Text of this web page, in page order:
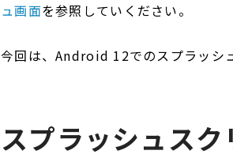
ュ画面を参照していください。
今回は、Android 12でのスプラッシ
スプラッシュス